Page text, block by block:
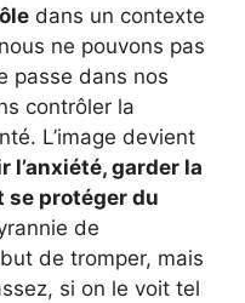
dans un contexte
ne pouvons pas
passe dans nos
contrôler la
L’image devient
l’anxiété, garder la
se protéger du
de
de tromper, mais
si on le voit tel